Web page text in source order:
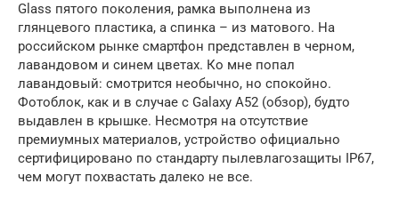
Glass пятого поколения, рамка выполнена из
глянцевого пластика, а спинка – из матового. На
российском рынке смартфон представлен в черном,
лавандовом и синем цветах. Ко мне попал
лавандовый: смотрится необычно, но спокойно.
Фотоблок, как и в случае с Galaxy A52 (обзор), будто
выдавлен в крышке. Несмотря на отсутствие
премиумных материалов, устройство официально
сертифицировано по стандарту пылевлагозащиты IP67,
чем могут похвастать далеко не все.